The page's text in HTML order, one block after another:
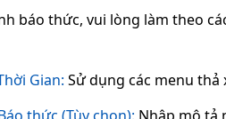
báo thức, vui lòng làm theo
Gian: Sử dụng các menu thả